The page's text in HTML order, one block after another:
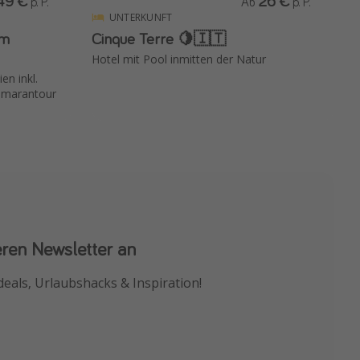
inkl.
UNTERKUNFT
Cinque Terre 🍋🇮🇹
Hotel mit Pool inmitten der Natur
Newsletter an
Urlaubshacks & Inspiration!
als Erstes.